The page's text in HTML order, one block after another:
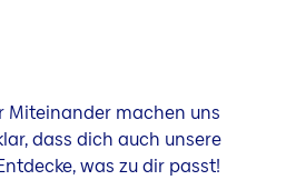
Miteinander machen uns
dass dich auch unsere
was zu dir passt!